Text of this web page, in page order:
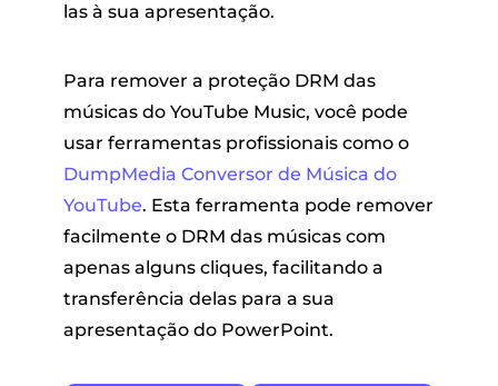
las à sua apresentação.
Para remover a proteção DRM das
músicas do YouTube Music, você pode
usar ferramentas profissionais como o
DumpMedia Conversor de Música do
YouTube. Esta ferramenta pode remover
facilmente o DRM das músicas com
apenas alguns cliques, facilitando a
transferência delas para a sua
apresentação do PowerPoint.